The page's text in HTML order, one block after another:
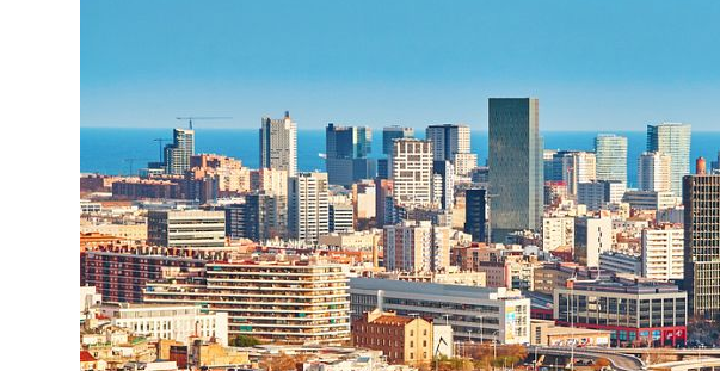
Черногория
Эстония
Другие